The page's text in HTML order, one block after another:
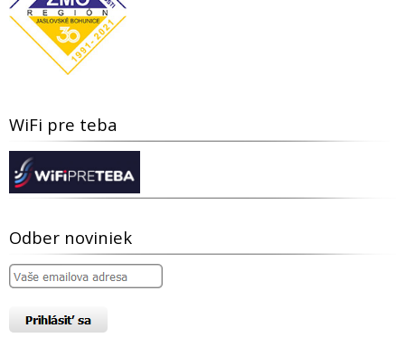
WiFi pre teba
Odber noviniek